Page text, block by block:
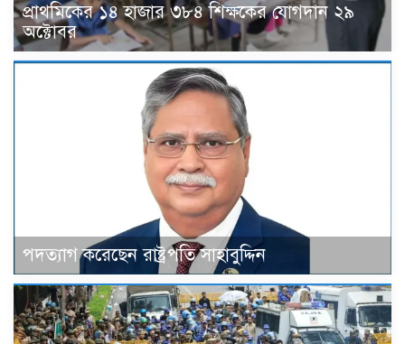
প্রাথমিকের ১৪ হাজার ৩৮৪ শিক্ষকের যোগদান ২৯
অক্টোবর
পদত্যাগ করেছেন রাষ্ট্রপতি সাহাবুদ্দিন